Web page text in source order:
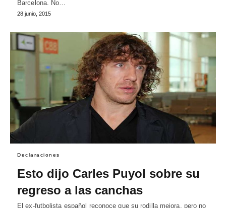
Barcelona. No…
28 junio, 2015
Declaraciones
Esto dijo Carles Puyol sobre su
regreso a las canchas
El ex-futbolista español reconoce que su rodilla mejora, pero no